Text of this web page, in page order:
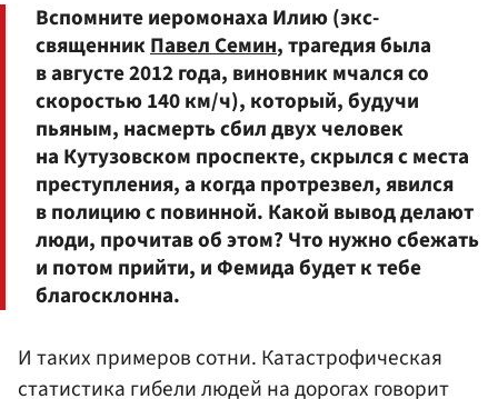
Вспомните иеромонаха Илию (экс-
священникПавел Семин, трагедия была
в августе 2012 года, виновник мчался со
скоростью 140 км/ч), который, будучи
пьяным, насмерть сбил двух человек
на Кутузовском проспекте, скрылся с места
преступления, а когда протрезвел, явился
в полицию с повинной. Какой вывод делают
люди, прочитав об этом? Что нужно сбежать
и потом прийти, и Фемида будет к тебе
благосклонна.
И таких примеров сотни. Катастрофическая
статистика гибели людей на дорогах говорит